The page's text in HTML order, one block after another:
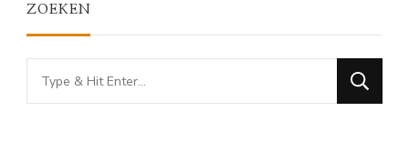
ZOEKEN
Looking
for